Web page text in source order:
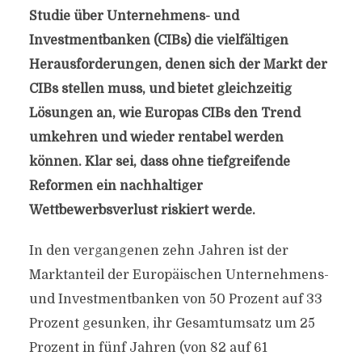
Studie über Unternehmens- und
Investmentbanken (CIBs) die vielfältigen
Herausforderungen, denen sich der Markt der
CIBs stellen muss, und bietet gleichzeitig
Lösungen an, wie Europas CIBs den Trend
umkehren und wieder rentabel werden
können. Klar sei, dass ohne tiefgreifende
Reformen ein nachhaltiger
Wettbewerbsverlust riskiert werde.
In den vergangenen zehn Jahren ist der
Marktanteil der Europäischen Unternehmens-
und Investmentbanken von 50 Prozent auf 33
Prozent gesunken, ihr Gesamtumsatz um 25
Prozent in fünf Jahren (von 82 auf 61